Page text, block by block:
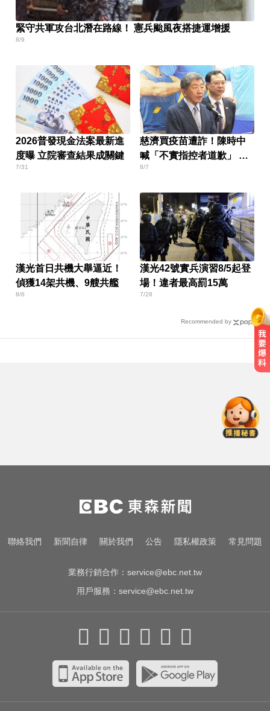
緊守共軍攻台北潛在路線！ 憲兵颱風夜搭捷運增援
8/9
2026普發現金法案最新進
度曝 立院審查結果成關鍵
7/31
慈濟買疫苗遭詐！陳時中
喊「不實指控者道歉」 蔣
萬安回應了
8/7
漢光首日共機大舉逼近！
偵獲14架共機、9艘共艦
8/6
漢光42號實兵演習8/5起登
場！違者最高罰15萬
7/28
Recommended by
男星硬撐拍完...慘下架
里約直升機墜毀 哥倫比亞一家3名
女性罹難
南韓影帝涉毒案後近況曝！劉亞仁
聯絡我們 新聞自律 關於我們 公告 隱私權政策 常見問題
業務行銷合作： service@ebc.net.tw
用戶服務： service@ebc.net.tw